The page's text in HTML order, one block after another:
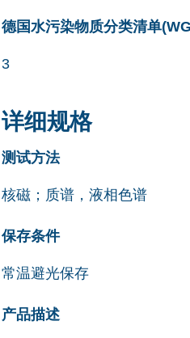
德国水污染物质分类清单
3
详细规格
测试方法
核磁；质谱，液相色谱
保存条件
常温避光保存
产品描述